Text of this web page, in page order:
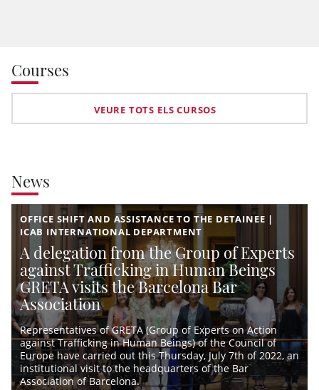
Courses
VEURE TOTS ELS CURSOS
News
OFFICE SHIFT AND ASSISTANCE TO THE DETAINEE |
ICAB INTERNATIONAL DEPARTMENT
A delegation from the Group of Experts
against Trafficking in Human Beings
GRETA visits the Barcelona Bar
Association
Representatives of GRETA (Group of Experts on Action
against Trafficking in Human Beings) of the Council of
Europe have carried out this Thursday, July 7th of 2022, an
institutional visit to the headquarters of the Bar
Association of Barcelona.